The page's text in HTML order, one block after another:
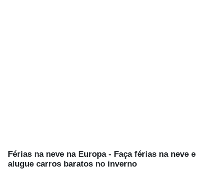
Férias na neve na Europa - Faça férias na neve e
alugue carros baratos no inverno